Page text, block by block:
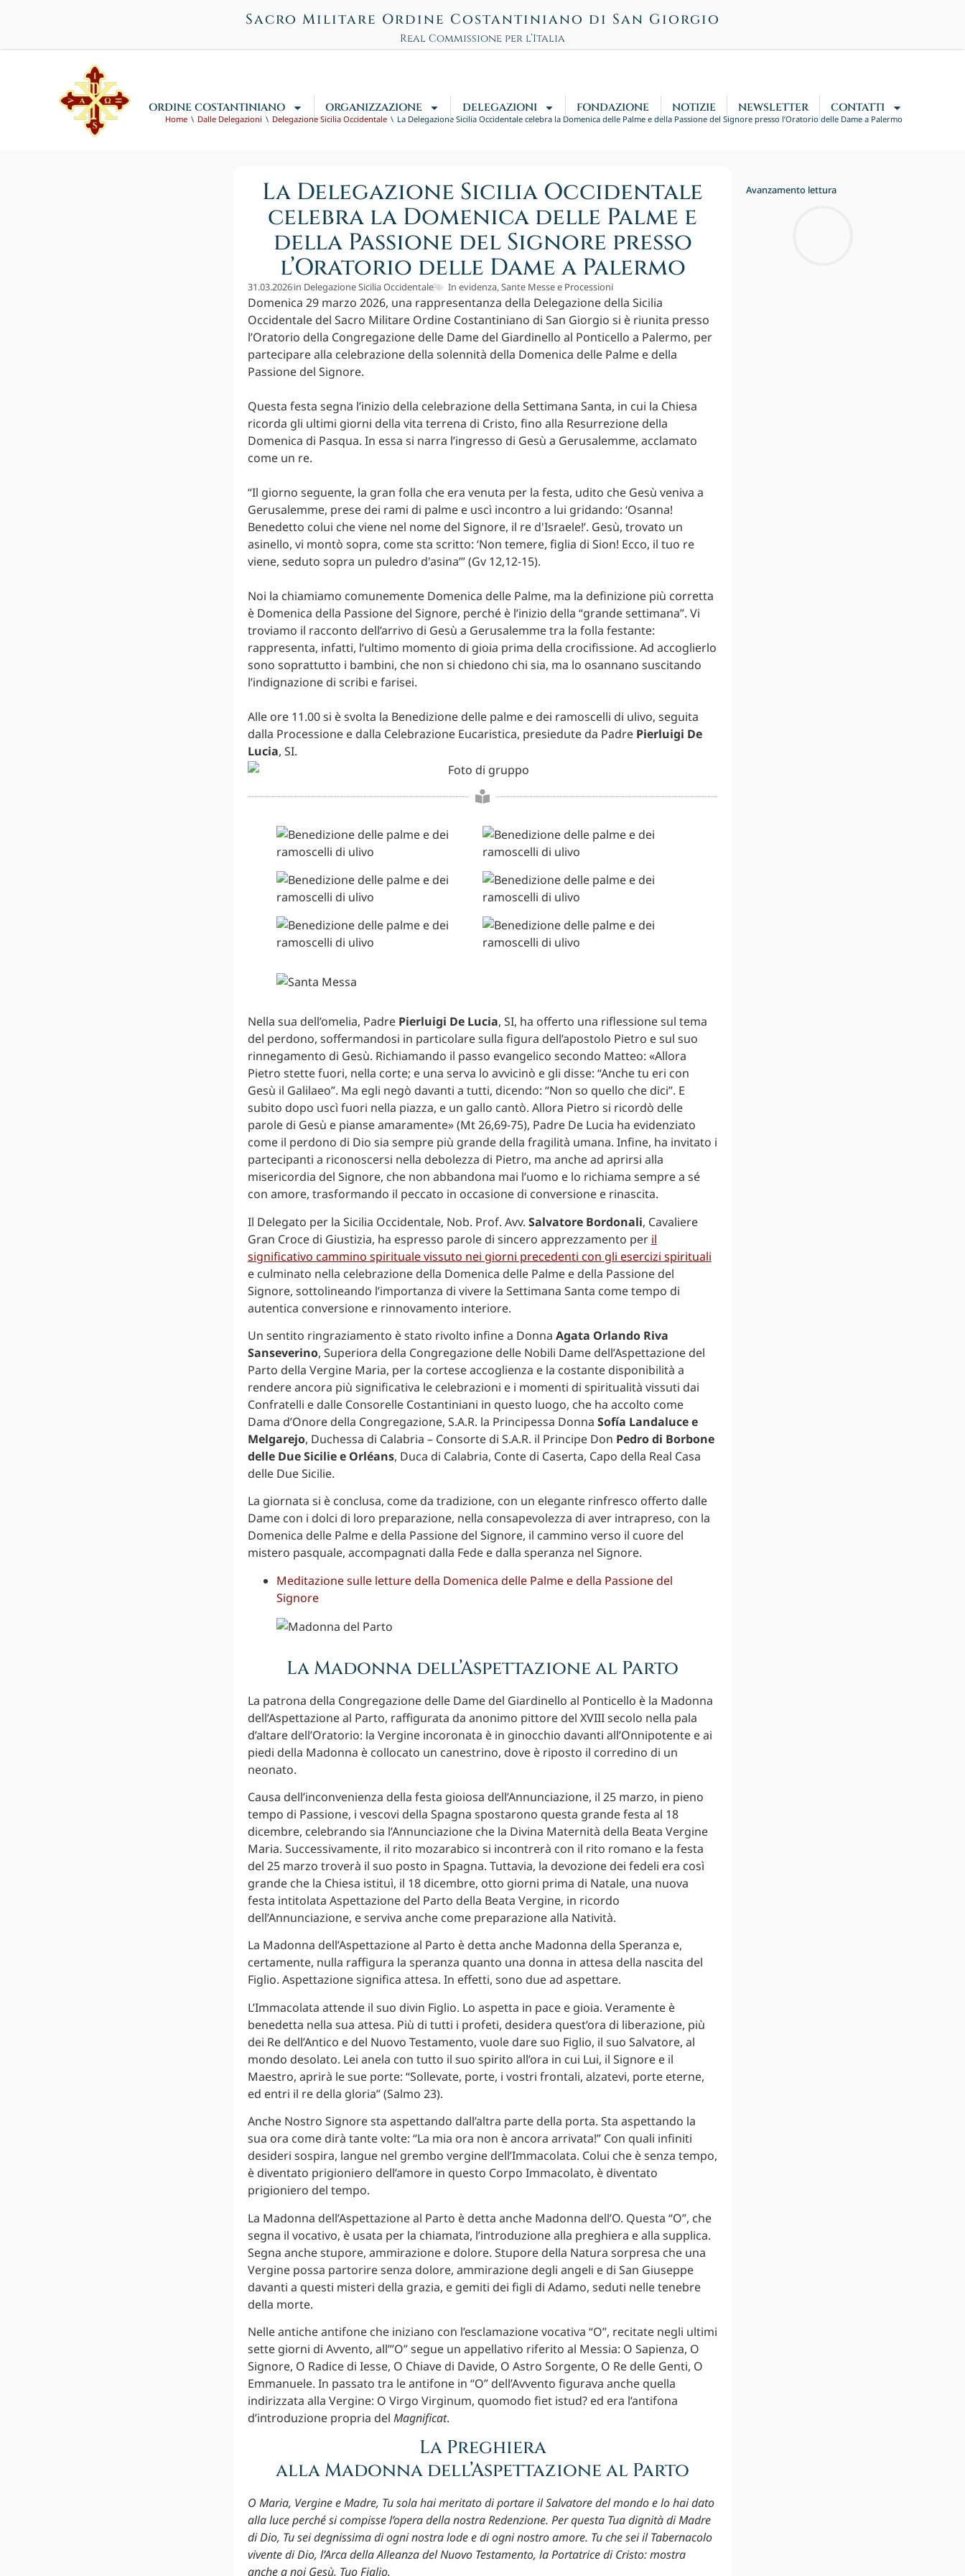
Sacro Militare Ordine Costantiniano di San Giorgio
Real Commissione per l’Italia
ORDINE COSTANTINIANO ORGANIZZAZIONE DELEGAZIONI FONDAZIONE NOTIZIE NEWSLETTER CONTATTI
Home Dalle Delegazioni Delegazione Sicilia Occidentale La Delegazione Sicilia Occidentale celebra la Domenica delle Palme e della Passione del Signore presso l’Oratorio delle Dame a Palermo
La Delegazione Sicilia Occidentale
celebra la Domenica delle Palme e
della Passione del Signore presso
l’Oratorio delle Dame a Palermo
31.03.2026in Delegazione Sicilia Occidentale In evidenza,Sante Messe e Processioni
Domenica 29 marzo 2026, una rappresentanza della Delegazione della Sicilia
Occidentale del Sacro Militare Ordine Costantiniano di San Giorgio si è riunita presso
l’Oratorio della Congregazione delle Dame del Giardinello al Ponticello a Palermo, per
partecipare alla celebrazione della solennità della Domenica delle Palme e della
Passione del Signore.
Questa festa segna l’inizio della celebrazione della Settimana Santa, in cui la Chiesa
ricorda gli ultimi giorni della vita terrena di Cristo, fino alla Resurrezione della
Domenica di Pasqua. In essa si narra l’ingresso di Gesù a Gerusalemme, acclamato
come un re.
“Il giorno seguente, la gran folla che era venuta per la festa, udito che Gesù veniva a
Gerusalemme, prese dei rami di palme e uscì incontro a lui gridando: ‘Osanna!
Benedetto colui che viene nel nome del Signore, il re d'Israele!’. Gesù, trovato un
asinello, vi montò sopra, come sta scritto: ‘Non temere, figlia di Sion! Ecco, il tuo re
viene, seduto sopra un puledro d'asina’” (Gv 12,12-15).
Noi la chiamiamo comunemente Domenica delle Palme, ma la definizione più corretta
è Domenica della Passione del Signore, perché è l’inizio della “grande settimana”. Vi
troviamo il racconto dell’arrivo di Gesù a Gerusalemme tra la folla festante:
rappresenta, infatti, l’ultimo momento di gioia prima della crocifissione. Ad accoglierlo
sono soprattutto i bambini, che non si chiedono chi sia, ma lo osannano suscitando
l’indignazione di scribi e farisei.
Alle ore 11.00 si è svolta la Benedizione delle palme e dei ramoscelli di ulivo, seguita
dalla Processione e dalla Celebrazione Eucaristica, presiedute da Padre Pierluigi De
Lucia, SI.
Nella sua dell’omelia, Padre Pierluigi De Lucia, SI, ha offerto una riflessione sul tema
del perdono, soffermandosi in particolare sulla figura dell’apostolo Pietro e sul suo
rinnegamento di Gesù. Richiamando il passo evangelico secondo Matteo: «Allora
Pietro stette fuori, nella corte; e una serva lo avvicinò e gli disse: “Anche tu eri con
Gesù il Galilaeo”. Ma egli negò davanti a tutti, dicendo: “Non so quello che dici”. E
subito dopo uscì fuori nella piazza, e un gallo cantò. Allora Pietro si ricordò delle
parole di Gesù e pianse amaramente» (Mt 26,69-75), Padre De Lucia ha evidenziato
come il perdono di Dio sia sempre più grande della fragilità umana. Infine, ha invitato i
partecipanti a riconoscersi nella debolezza di Pietro, ma anche ad aprirsi alla
misericordia del Signore, che non abbandona mai l’uomo e lo richiama sempre a sé
con amore, trasformando il peccato in occasione di conversione e rinascita.
Il Delegato per la Sicilia Occidentale, Nob. Prof. Avv. Salvatore Bordonali, Cavaliere
Gran Croce di Giustizia, ha espresso parole di sincero apprezzamento per il
significativo cammino spirituale vissuto nei giorni precedenti con gli esercizi spirituali
e culminato nella celebrazione della Domenica delle Palme e della Passione del
Signore, sottolineando l’importanza di vivere la Settimana Santa come tempo di
autentica conversione e rinnovamento interiore.
Un sentito ringraziamento è stato rivolto infine a Donna Agata Orlando Riva
Sanseverino, Superiora della Congregazione delle Nobili Dame dell’Aspettazione del
Parto della Vergine Maria, per la cortese accoglienza e la costante disponibilità a
rendere ancora più significativa le celebrazioni e i momenti di spiritualità vissuti dai
Confratelli e dalle Consorelle Costantiniani in questo luogo, che ha accolto come
Dama d’Onore della Congregazione, S.A.R. la Principessa Donna Sofía Landaluce e
Melgarejo, Duchessa di Calabria – Consorte di S.A.R. il Principe Don Pedro di Borbone
delle Due Sicilie e Orléans, Duca di Calabria, Conte di Caserta, Capo della Real Casa
delle Due Sicilie.
La giornata si è conclusa, come da tradizione, con un elegante rinfresco offerto dalle
Dame con i dolci di loro preparazione, nella consapevolezza di aver intrapreso, con la
Domenica delle Palme e della Passione del Signore, il cammino verso il cuore del
mistero pasquale, accompagnati dalla Fede e dalla speranza nel Signore.
Meditazione sulle letture della Domenica delle Palme e della Passione del
Signore
La Madonna dell’Aspettazione al Parto
La patrona della Congregazione delle Dame del Giardinello al Ponticello è la Madonna
dell’Aspettazione al Parto, raffigurata da anonimo pittore del XVIII secolo nella pala
d’altare dell’Oratorio: la Vergine incoronata è in ginocchio davanti all’Onnipotente e ai
piedi della Madonna è collocato un canestrino, dove è riposto il corredino di un
neonato.
Causa dell’inconvenienza della festa gioiosa dell’Annunciazione, il 25 marzo, in pieno
tempo di Passione, i vescovi della Spagna spostarono questa grande festa al 18
dicembre, celebrando sia l’Annunciazione che la Divina Maternità della Beata Vergine
Maria. Successivamente, il rito mozarabico si incontrerà con il rito romano e la festa
del 25 marzo troverà il suo posto in Spagna. Tuttavia, la devozione dei fedeli era così
grande che la Chiesa istituì, il 18 dicembre, otto giorni prima di Natale, una nuova
festa intitolata Aspettazione del Parto della Beata Vergine, in ricordo
dell’Annunciazione, e serviva anche come preparazione alla Natività.
La Madonna dell’Aspettazione al Parto è detta anche Madonna della Speranza e,
certamente, nulla raffigura la speranza quanto una donna in attesa della nascita del
Figlio. Aspettazione significa attesa. In effetti, sono due ad aspettare.
L’Immacolata attende il suo divin Figlio. Lo aspetta in pace e gioia. Veramente è
benedetta nella sua attesa. Più di tutti i profeti, desidera quest’ora di liberazione, più
dei Re dell’Antico e del Nuovo Testamento, vuole dare suo Figlio, il suo Salvatore, al
mondo desolato. Lei anela con tutto il suo spirito all’ora in cui Lui, il Signore e il
Maestro, aprirà le sue porte: “Sollevate, porte, i vostri frontali, alzatevi, porte eterne,
ed entri il re della gloria” (Salmo 23).
Anche Nostro Signore sta aspettando dall’altra parte della porta. Sta aspettando la
sua ora come dirà tante volte: “La mia ora non è ancora arrivata!” Con quali infiniti
desideri sospira, langue nel grembo vergine dell’Immacolata. Colui che è senza tempo,
è diventato prigioniero dell’amore in questo Corpo Immacolato, è diventato
prigioniero del tempo.
La Madonna dell’Aspettazione al Parto è detta anche Madonna dell’O. Questa “O”, che
segna il vocativo, è usata per la chiamata, l’introduzione alla preghiera e alla supplica.
Segna anche stupore, ammirazione e dolore. Stupore della Natura sorpresa che una
Vergine possa partorire senza dolore, ammirazione degli angeli e di San Giuseppe
davanti a questi misteri della grazia, e gemiti dei figli di Adamo, seduti nelle tenebre
della morte.
Nelle antiche antifone che iniziano con l’esclamazione vocativa “O”, recitate negli ultimi
sette giorni di Avvento, all’”O” segue un appellativo riferito al Messia: O Sapienza, O
Signore, O Radice di Iesse, O Chiave di Davide, O Astro Sorgente, O Re delle Genti, O
Emmanuele. In passato tra le antifone in “O” dell’Avvento figurava anche quella
indirizzata alla Vergine: O Virgo Virginum, quomodo fiet istud? ed era l’antifona
d’introduzione propria del Magnificat.
La Preghiera
alla Madonna dell’Aspettazione al Parto
O Maria, Vergine e Madre, Tu sola hai meritato di portare il Salvatore del mondo e lo hai dato
alla luce perché si compisse l’opera della nostra Redenzione. Per questa Tua dignità di Madre
di Dio, Tu sei degnissima di ogni nostra lode e di ogni nostro amore. Tu che sei il Tabernacolo
vivente di Dio, l’Arca della Alleanza del Nuovo Testamento, la Portatrice di Cristo: mostra
anche a noi Gesù, Tuo Figlio.
Avanzamento lettura